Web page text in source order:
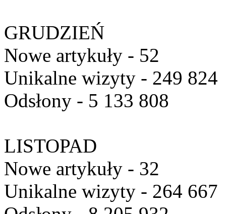
GRUDZIEŃ
Nowe artykuły - 52
Unikalne wizyty - 249 824
Odsłony - 5 133 808
LISTOPAD
Nowe artykuły - 32
Unikalne wizyty - 264 667